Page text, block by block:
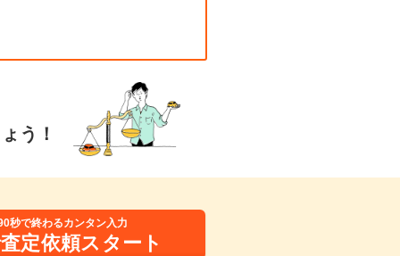
う！
秒で終わるカンタン入力
定依頼スタート